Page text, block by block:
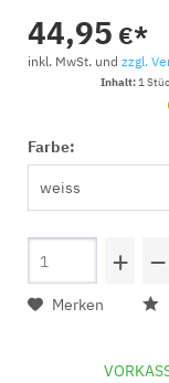
44,95 €*
inkl. MwSt. und zzgl.
Inhalt:1
Farbe:
+ −
Merken